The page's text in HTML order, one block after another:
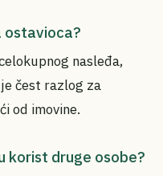
ostavioca?
nasleđa,
čest razlog za
od imovine.
korist druge osobe?